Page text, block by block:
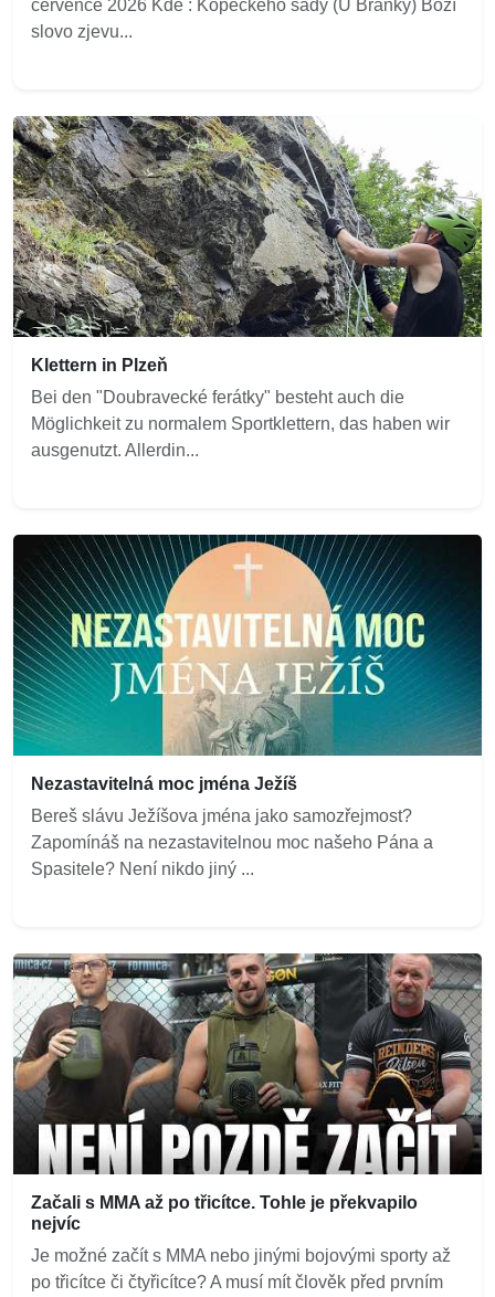
července 2026 Kde : Kopeckého sady (U Branky) Boží
slovo zjevu...
Klettern in Plzeň
Bei den "Doubravecké ferátky" besteht auch die
Möglichkeit zu normalem Sportklettern, das haben wir
ausgenutzt. Allerdin...
Nezastavitelná moc jména Ježíš
Bereš slávu Ježíšova jména jako samozřejmost?
Zapomínáš na nezastavitelnou moc našeho Pána a
Spasitele? Není nikdo jiný ...
Začali s MMA až po třicítce. Tohle je překvapilo
nejvíc
Je možné začít s MMA nebo jinými bojovými sporty až
po třicítce či čtyřicítce? A musí mít člověk před prvním